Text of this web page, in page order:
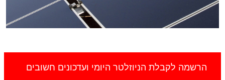
הרשמה לקבלת הניוזלטר היומי ועדכונים חשובים